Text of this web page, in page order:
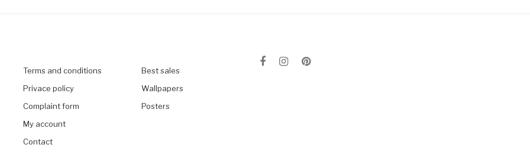
Terms and conditions
Privace policy
Complaint form
My account
Contact
Best sales
Wallpapers
Posters